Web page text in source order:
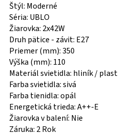
Štýl: Moderné
Séria: UBLO
Žiarovka: 2x42W
Druh pätice - závit: E27
Priemer (mm): 350
Výška (mm): 110
Materiál svietidla: hliník / plast
Farba svietidla: sivá
Farba tienidla: opál
Energetická trieda: A++-E
Žiarovka v balení: Nie
Záruka: 2 Rok